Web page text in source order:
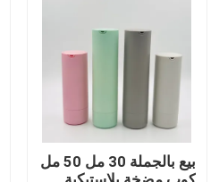
منتجات
أشرطة فيديو
معلومات عنا
بيع بالجملة 30 مل 50 مل